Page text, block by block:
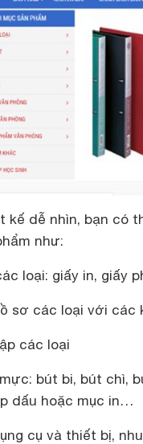
kế dễ nhìn, bạn có
như:
loại: giấy in, giấy
sơ các loại với các
các loại
bút bi, bút chì,
dấu hoặc mục in…
cụ và thiết bị,